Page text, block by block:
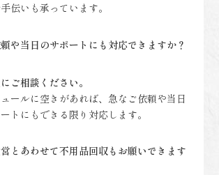
伝いも承っています。
や当日のサポートにも対応できますか？
ご相談ください。
ールに空きがあれば、急なご依頼や当日
トにもできる限り対応します。
とあわせて不用品回収もお願いできます